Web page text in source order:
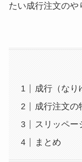
たい成行注文のや
成行（なり
成行注文の
スリッペー
まとめ